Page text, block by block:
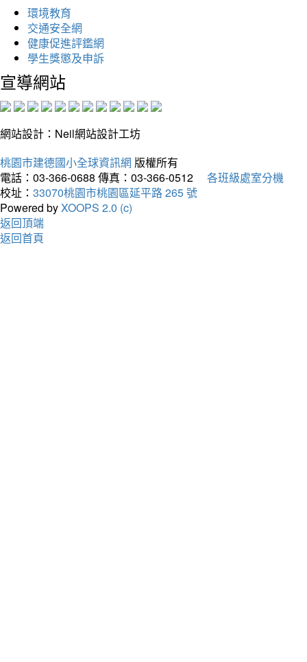
環境教育
交通安全網
健康促進評鑑網
學生獎懲及申訴
宣導網站
網站設計：Neil網站設計工坊
桃園市建德國小全球資訊網 版權所有
電話：03-366-0688 傳真：03-366-0512
各班級處室分機
校址： 33070桃園市桃園區延平路 265 號
Powered byXOOPS 2.0 (c)
返回頂端
返回首頁